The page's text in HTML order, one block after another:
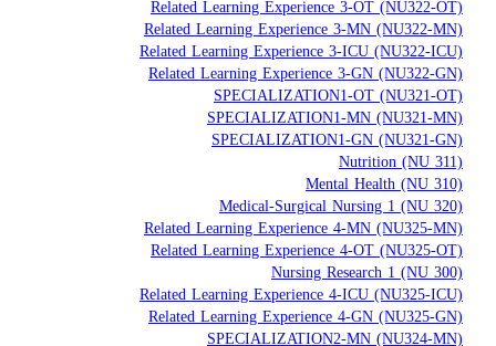
Related Learning Experience 3-OT (NU322-OT)
Related Learning Experience 3-MN (NU322-MN)
Related Learning Experience 3-ICU (NU322-ICU)
Related Learning Experience 3-GN (NU322-GN)
SPECIALIZATION1-OT (NU321-OT)
SPECIALIZATION1-MN (NU321-MN)
SPECIALIZATION1-GN (NU321-GN)
Nutrition (NU 311)
Mental Health (NU 310)
Medical-Surgical Nursing 1 (NU 320)
Related Learning Experience 4-MN (NU325-MN)
Related Learning Experience 4-OT (NU325-OT)
Nursing Research 1 (NU 300)
Related Learning Experience 4-ICU (NU325-ICU)
Related Learning Experience 4-GN (NU325-GN)
SPECIALIZATION2-MN (NU324-MN)